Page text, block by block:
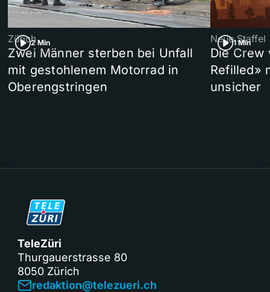
2 Min
Zürich
Zwei Männer sterben bei Unfall
mit gestohlenem Motorrad in
Oberengstringen
1 Min
Neue Staffel
Die Crew
Refilled»
unsicher
TeleZüri
Thurgauerstrasse 80
8050 Zürich
redaktion@telezueri.ch